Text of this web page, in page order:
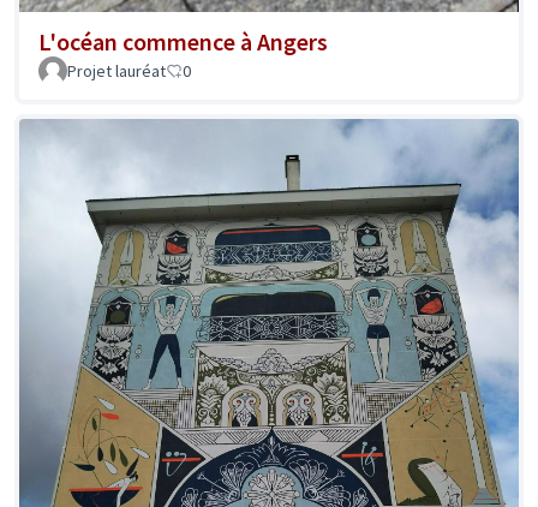
L'océan commence à Angers
Projet lauréat 0